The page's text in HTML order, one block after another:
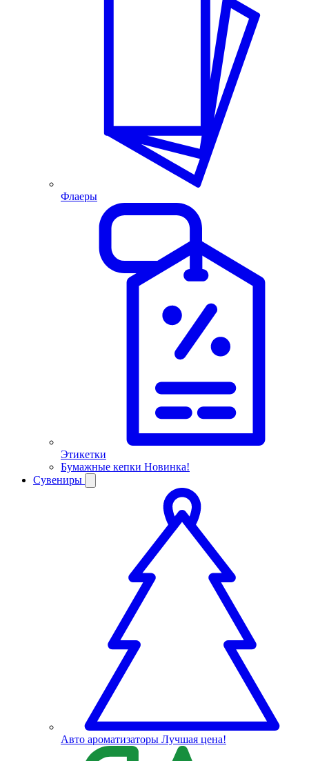
Флаеры
Этикетки
Бумажные кепки Новинка!
Сувениры
Авто ароматизаторы Лучшая цена!